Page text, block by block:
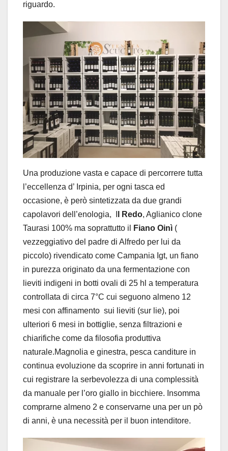
riguardo.
Una produzione vasta e capace di percorrere tutta
l’eccellenza d’ Irpinia, per ogni tasca ed
occasione, è però sintetizzata da due grandi
capolavori dell’enologia, I
l Redo, Aglianico clone
Taurasi 100% ma soprattutto il
Fiano Oinì (
vezzeggiativo del padre di Alfredo per lui da
piccolo) rivendicato come Campania Igt, un fiano
in purezza originato da una fermentazione con
lieviti indigeni in botti ovali di 25 hl a temperatura
controllata di circa 7°C cui seguono almeno 12
mesi con affinamento sui lieviti (sur lie), poi
ulteriori 6 mesi in bottiglie, senza filtrazioni e
chiarifiche come da filosofia produttiva
naturale.Magnolia e ginestra, pesca canditure in
continua evoluzione da scoprire in anni fortunati in
cui registrare la serbevolezza di una complessità
da manuale per l’oro giallo in bicchiere. Insomma
comprarne almeno 2 e conservarne una per un pò
di anni, è una necessità per il buon intenditore.